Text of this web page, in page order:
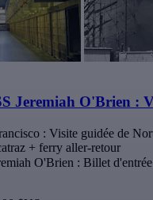
Jeremiah O'Brien :
: Visite guidée de
+ ferry aller-retour
O'Brien : Billet